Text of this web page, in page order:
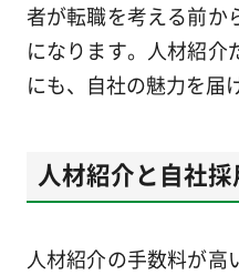
者が転職を考える前か
になります。人材紹介
にも、自社の魅力を届
人材紹介と自社
人材紹介の手数料が高